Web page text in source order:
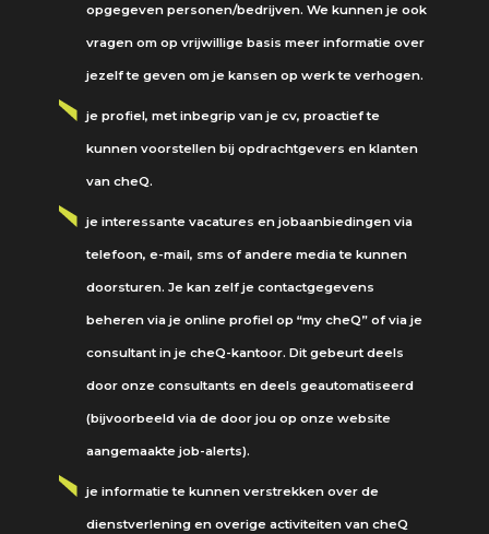
opgegeven personen/bedrijven. We kunnen je ook
vragen om op vrijwillige basis meer informatie over
jezelf te geven om je kansen op werk te verhogen.
je profiel, met inbegrip van je cv, proactief te
kunnen voorstellen bij opdrachtgevers en klanten
van cheQ.
je interessante vacatures en jobaanbiedingen via
telefoon, e-mail, sms of andere media te kunnen
doorsturen. Je kan zelf je contactgegevens
beheren via je online profiel op “my cheQ” of via je
consultant in je cheQ-kantoor. Dit gebeurt deels
door onze consultants en deels geautomatiseerd
(bijvoorbeeld via de door jou op onze website
aangemaakte job-alerts).
je informatie te kunnen verstrekken over de
dienstverlening en overige activiteiten van cheQ